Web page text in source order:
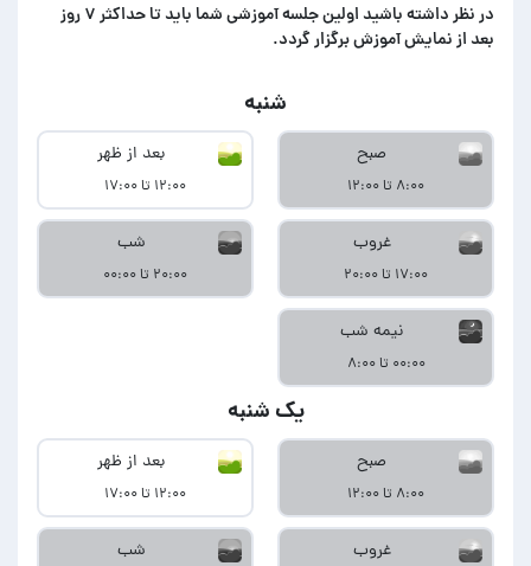
در‌ نظر داشته باشید اولین جلسه آموزشی شما باید تا حداکثر ۷ روز
بعد از نمایش آموزش برگزار گردد.
شنبه
صبح
۸:۰۰ تا ۱۲:۰۰
بعد از ظهر
۱۲:۰۰ تا ۱۷:۰۰
غروب
۱۷:۰۰ تا ۲۰:۰۰
شب
۲۰:۰۰ تا ۰۰:۰۰
نیمه شب
۰۰:۰۰ تا ۸:۰۰
یک شنبه
صبح
۸:۰۰ تا ۱۲:۰۰
بعد از ظهر
۱۲:۰۰ تا ۱۷:۰۰
غروب شب